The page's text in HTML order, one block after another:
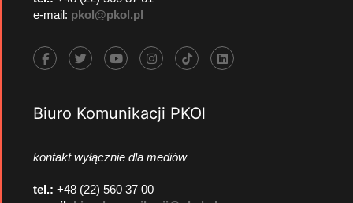
e-mail: pkol@pkol.pl
Biuro Komunikacji PKOl
kontakt wyłącznie dla mediów
tel.: +48 (22) 560 37 00